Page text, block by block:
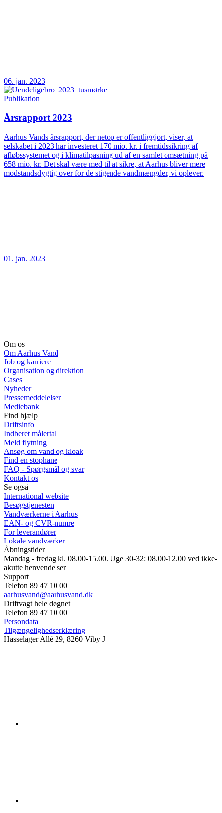
06. jan. 2023
Publikation
Årsrapport 2023
Aarhus Vands årsrapport, der netop er offentliggjort, viser, at
selskabet i 2023 har investeret 170 mio. kr. i fremtidssikring af
afløbssystemet og i klimatilpasning ud af en samlet omsætning på
658 mio. kr. Det skal være med til at sikre, at Aarhus bliver mere
modstandsdygtig over for de stigende vandmængder, vi oplever.
01. jan. 2023
Om os
Om Aarhus Vand
Job og karriere
Organisation og direktion
Cases
Nyheder
Pressemeddelelser
Mediebank
Find hjælp
Driftsinfo
Indberet målertal
Meld flytning
Ansøg om vand og kloak
Find en stophane
FAQ - Spørgsmål og svar
Kontakt os
Se også
International website
Besøgstjenesten
Vandværkerne i Aarhus
EAN- og CVR-numre
For leverandører
Lokale vandværker
Åbningstider
Mandag - fredag kl. 08.00-15.00. Uge 30-32: 08.00-12.00 ved ikke-
akutte henvendelser
Support
Telefon 89 47 10 00
aarhusvand@aarhusvand.dk
Driftvagt hele døgnet
Telefon 89 47 10 00
Persondata
Tilgængelighedserklæring
Hasselager Allé 29, 8260 Viby J